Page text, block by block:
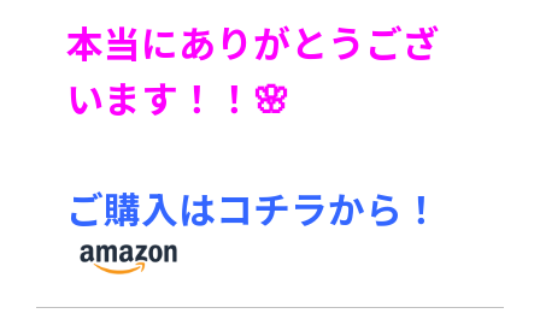
本当にありがとうござ
います！！🌸
ご購入はコチラから！